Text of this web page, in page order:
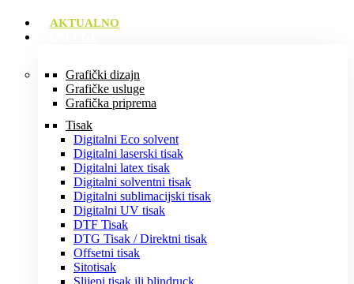
AKTUALNO
Grafički dizajn
Grafičke usluge
Grafička priprema
Tisak
Digitalni Eco solvent
Digitalni laserski tisak
Digitalni latex tisak
Digitalni solventni tisak
Digitalni sublimacijski tisak
Digitalni UV tisak
DTF Tisak
DTG Tisak / Direktni tisak
Offsetni tisak
Sitotisak
Slijepi tisak ili blindruck